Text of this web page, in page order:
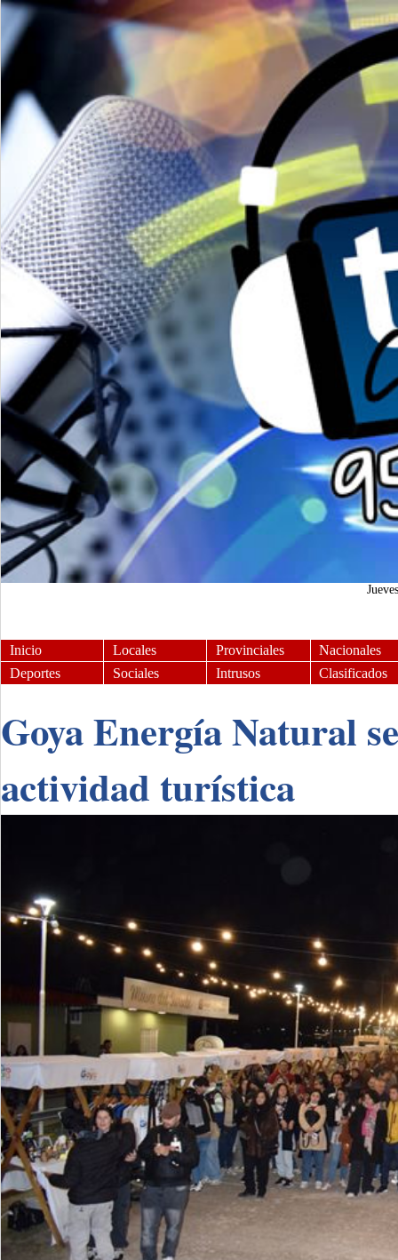
Inicio Locales Provinciales
Nacionales
Deportes
Sociales Intrusos Clasificados
Goya Energía Natural
actividad turística